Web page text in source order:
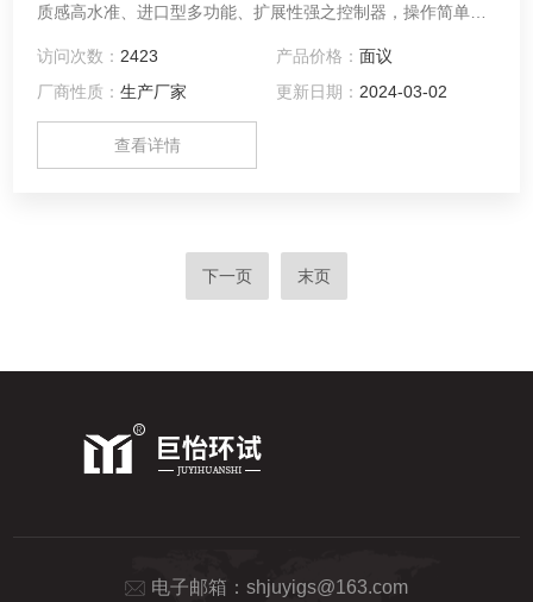
质感高水准、进口型多功能、扩展性强之控制器，操作简单、
访问次数： 2423 产品价格： 面议
厂商性质：生产厂家 更新日期： 2024-03-02
查看详情
下一页 末页
电子邮箱： shjuyigs@163.com